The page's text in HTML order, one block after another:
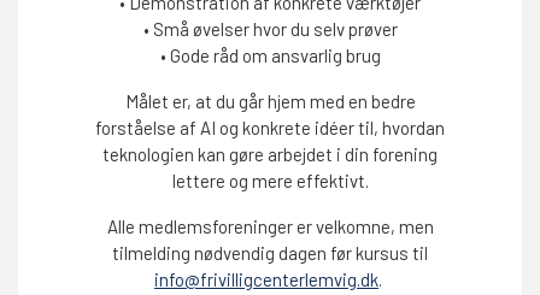
• Små øvelser hvor du selv prøver
• Gode råd om ansvarlig brug
Målet er, at du går hjem med en bedre
forståelse af AI og konkrete idéer til, hvordan
teknologien kan gøre arbejdet i din forening
lettere og mere effektivt.
Alle medlemsforeninger er velkomne, men
tilmelding nødvendig dagen før kursus til
info@frivilligcenterlemvig.dk.